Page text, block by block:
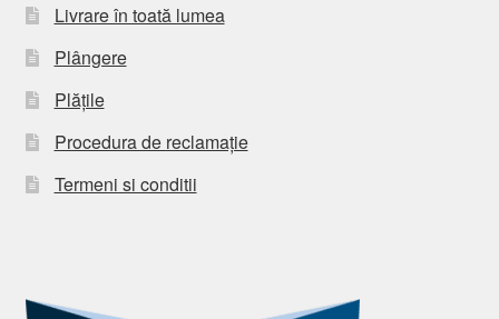
Livrare în toată lumea
Plângere
Plățile
Procedura de reclamație
Termeni si conditii